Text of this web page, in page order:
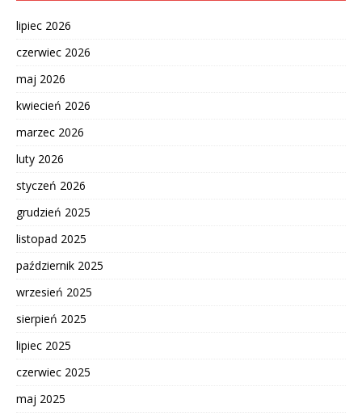
lipiec 2026
czerwiec 2026
maj 2026
kwiecień 2026
marzec 2026
luty 2026
styczeń 2026
grudzień 2025
listopad 2025
październik 2025
wrzesień 2025
sierpień 2025
lipiec 2025
czerwiec 2025
maj 2025